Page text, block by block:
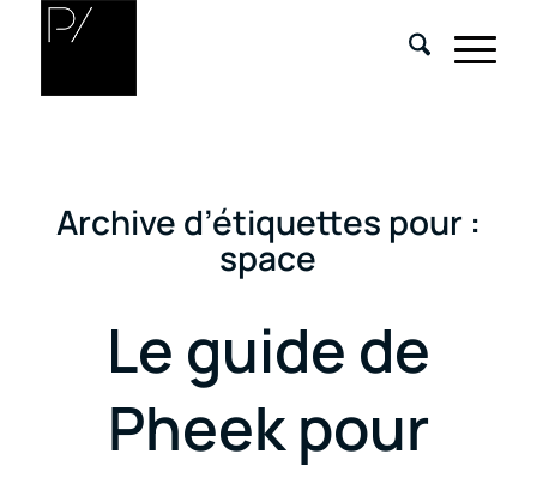
Archive d’étiquettes pour :
space
Le guide de
Pheek pour